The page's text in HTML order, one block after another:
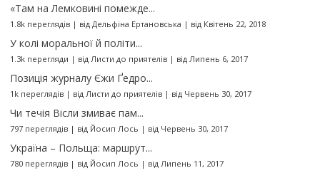
«Там на Лемковині помежде...
1.8k переглядів| від Дельфіна Ертановська | від Квітень 22, 2018
У колі моральної й політи...
1.3k перегляди | від Листи до приятелів| від Липень 6, 2017
Позиція журналу Єжи Ґедро...
1k переглядів| від Листи до приятелів| від Червень 30, 2017
Чи течія Вісли змиває пам...
797 переглядів| від Йосип Лось | від Червень 30, 2017
Україна – Польща: маршрут...
780 переглядів| від Йосип Лось | від Липень 11, 2017